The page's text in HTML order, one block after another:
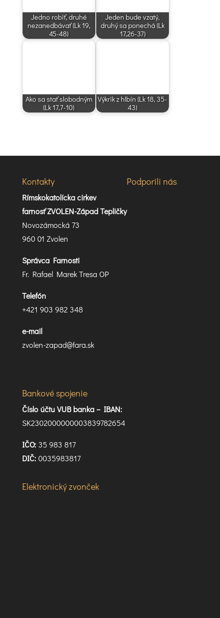
Jedno robiť, druhé
nezanedbávať (Lk 19,
45-48)
Jeden bude vzatý,
druhý sa ponechá (Lk
17,26-37)
Ako sa stať slobodným
(Lk 17,7-10)
Výkrik z hlbín (Lk 18, 35-
43)
Kontakty
Rímskokatolícka cirkev
farnosť ZVOLEN-Západ Tepličky
Novozámocká 73
960 01 Zvolen
Správca Farnosti
Fr. Rafael Marek Tresa OP
Telefón
+421 903 982 348
e-mail
zvolen-zapad@fara.sk
Podporili nás
Bankové spojenie
Číslo účtu VUB banka – IBAN:
SK2302000000003839782654
IČO:35 983 817
DIČ:0035983817
Elektronický zvonček